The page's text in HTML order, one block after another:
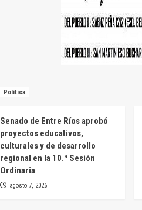
Política
Senado de Entre Ríos aprobó
proyectos educativos,
culturales y de desarrollo
regional en la 10.ª Sesión
Ordinaria
agosto 7, 2026